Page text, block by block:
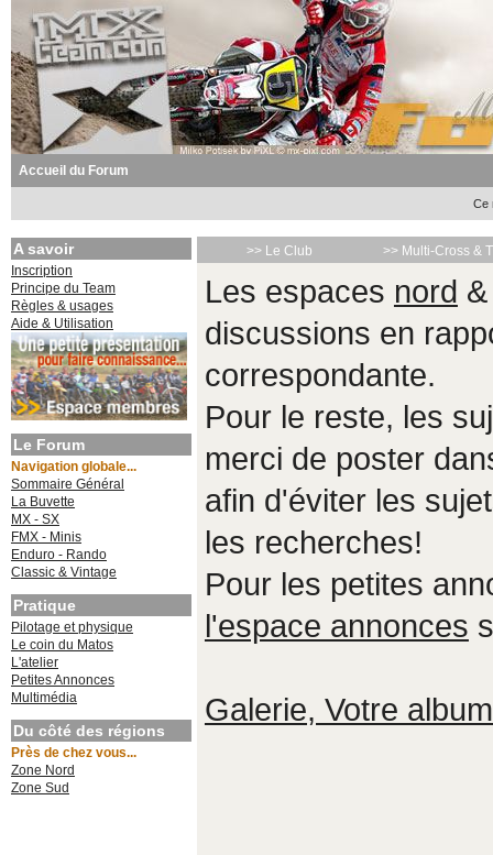
Accueil du Forum
Ce
A savoir
Inscription
Principe du Team
Règles & usages
Aide & Utilisation
Le Forum
Navigation globale...
Sommaire Général
La Buvette
MX - SX
FMX - Minis
Enduro - Rando
Classic & Vintage
Pratique
Pilotage et physique
Le coin du Matos
L'atelier
Petites Annonces
Multimédia
Du côté des régions
Près de chez vous...
Zone Nord
Zone Sud
>> Le Club >> Multi-Cross &
Les espaces nord
discussions en
correspondante.
Pour le reste, les
merci de poster
afin d'éviter les
les recherches!
Pour les petites
l'espace annonces
Galerie, Votre